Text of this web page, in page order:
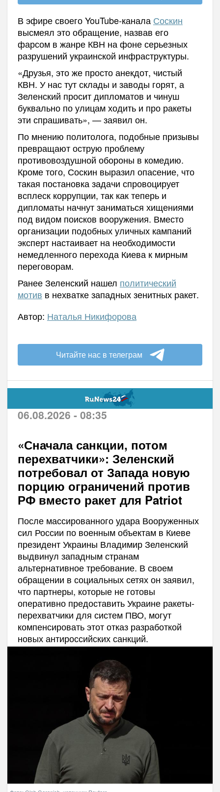
В эфире своего YouTube-канала Соскин
высмеял это обращение, назвав его
фарсом в жанре КВН на фоне серьезных
разрушений украинской инфраструктуры.
«Друзья, это же просто анекдот, чистый
КВН. У нас тут склады и заводы горят, а
Зеленский просит дипломатов и чинуш
буквально по улицам ходить и про ракеты
эти спрашивать», — заявил он.
По мнению политолога, подобные призывы
превращают острую проблему
противовоздушной обороны в комедию.
Кроме того, Соскин выразил опасение, что
такая постановка задачи спровоцирует
всплеск коррупции, так как теперь и
дипломаты начнут заниматься хищениями
под видом поисков вооружения. Вместо
организации подобных уличных кампаний
эксперт настаивает на необходимости
немедленного перехода Киева к мирным
переговорам.
Ранее Зеленский нашел политический
мотив в нехватке западных зенитных ракет.
Автор: Наталья Никифорова
Читайте нас в телеграм
06.08.2026 - 08:35
«Сначала санкции, потом
перехватчики»: Зеленский
потребовал от Запада новую
порцию ограничений против
РФ вместо ракет для Patriot
После массированного удара Вооруженных
сил России по военным объектам в Киеве
президент Украины Владимир Зеленский
выдвинул западным странам
альтернативное требование. В своем
обращении в социальных сетях он заявил,
что партнеры, которые не готовы
оперативно предоставить Украине ракеты-
перехватчики для систем ПВО, могут
компенсировать этот отказ разработкой
новых антироссийских санкций.